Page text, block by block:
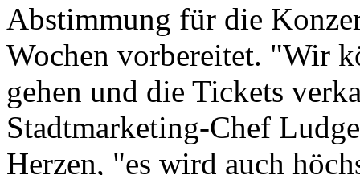
Abstimmung für die
Wochen vorbereitet. "Wir
gehen und die Tickets
Stadtmarketing-Chef
Herzen, "es wird auch